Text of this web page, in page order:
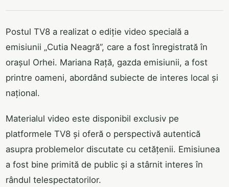
Postul TV8 a realizat o ediție video specială a
emisiunii „Cutia Neagră”, care a fost înregistrată în
orașul Orhei. Mariana Rață, gazda emisiunii, a fost
printre oameni, abordând subiecte de interes local și
național.
Materialul video este disponibil exclusiv pe
platformele TV8 și oferă o perspectivă autentică
asupra problemelor discutate cu cetățenii. Emisiunea
a fost bine primită de public și a stârnit interes în
rândul telespectatorilor.